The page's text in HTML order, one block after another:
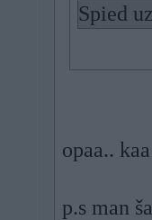
Spied
opaa..
p.s man